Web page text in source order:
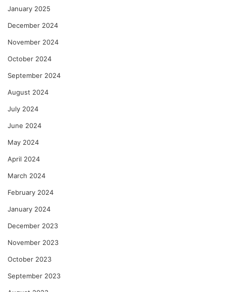
January 2025
December 2024
November 2024
October 2024
September 2024
August 2024
July 2024
June 2024
May 2024
April 2024
March 2024
February 2024
January 2024
December 2023
November 2023
October 2023
September 2023